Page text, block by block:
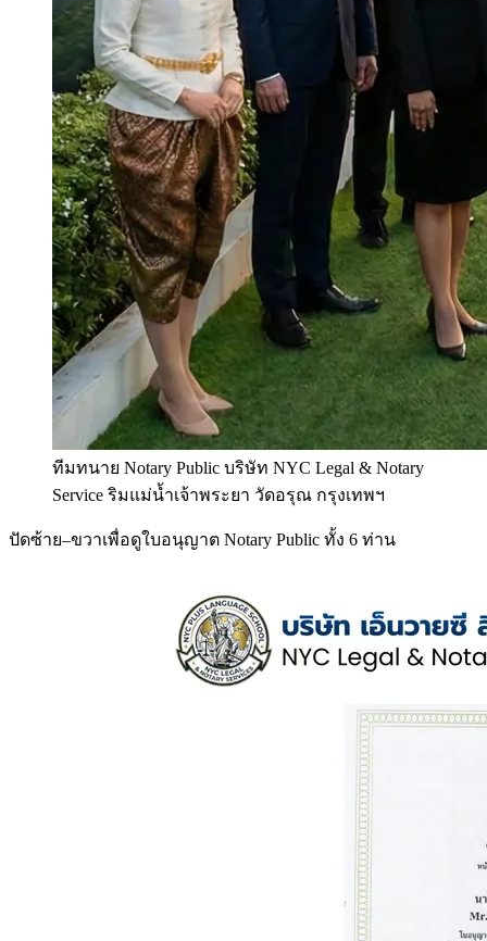
ทีมทนาย Notary Public บริษัท NYC Legal & Notary
Service ริมแม่น้ำเจ้าพระยา วัดอรุณ กรุงเทพฯ
ปัดซ้าย–ขวาเพื่อดูใบอนุญาต Notary Public ทั้ง 6 ท่าน